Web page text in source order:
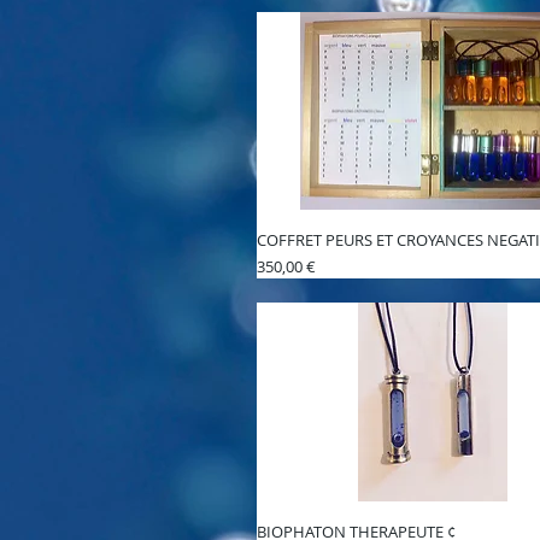
COFFRET PEURS ET CROYANCES
Prix
350,00 €
BIOPHATON THERAPEUTE ¢